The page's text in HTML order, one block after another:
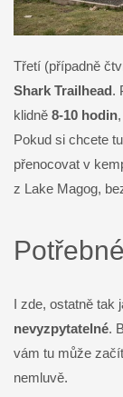
Třetí (případně
Shark Trailhead.
klidně 8-10 hodin
Pokud si chcete
přenocovat v
z Lake Magog,
I zde, ostatně tak
nevyzpytatelné.
vám tu může
nemluvě.